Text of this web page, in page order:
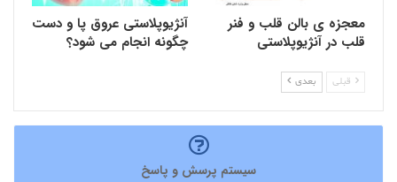
معجزه ی بالن قلب و فنر
قلب در آنژیوپلاستی
آنژیوپلاستی عروق پا و دست
چگونه انجام می شود؟
قبلی بعدی
سیستم پرسش و پاسخ